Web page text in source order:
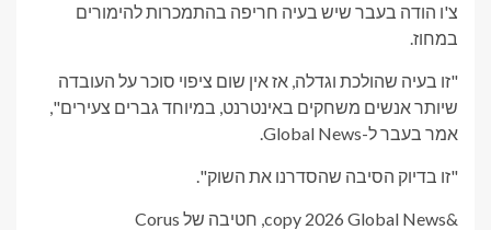
צ'ו הודה בעבר שיש בעיה חריפה בהתמכרות להימורים
במחוז.
"זו בעיה שהולכת וגדלה, אז אין שום ציפוי סוכר על העובדה
שיותר אנשים משחקים באינטרנט, במיוחד גברים צעירים",
אמר בעבר ל-Global News.
"זו בדיוק הסיבה שהסדרנו את השוק".
&copy 2026 Global News, חטיבה של Corus